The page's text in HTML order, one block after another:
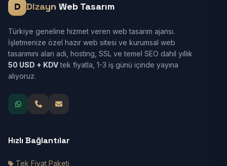
Dizayn Web Tasarım
Türkiye geneline hizmet veren web tasarım ajansı.
İşletmenize özel hazır web sitesi ve kurumsal web
tasarımını alan adı, hosting, SSL ve temel SEO dahil yıllık
50 USD + KDVtek fiyatla, 1-3 iş günü içinde yayına
alıyoruz.
Hızlı Bağlantılar
Tek Fiyat Paketi